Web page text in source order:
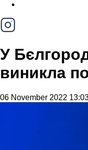
У
виникла
06 November 2022